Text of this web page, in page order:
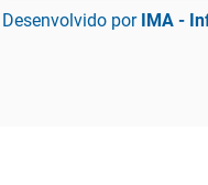
Desenvolvido por IMA -